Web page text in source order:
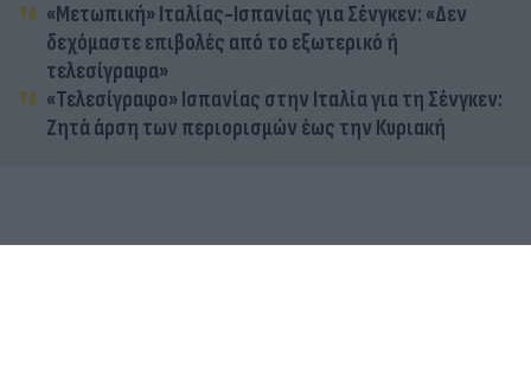
«Μετωπική» Ιταλίας-Ισπανίας για Σένγκεν: «Δεν
δεχόμαστε επιβολές από το εξωτερικό ή
τελεσίγραφα»
«Τελεσίγραφο» Ισπανίας στην Ιταλία για τη Σένγκεν:
Ζητά άρση των περιορισμών έως την Κυριακή